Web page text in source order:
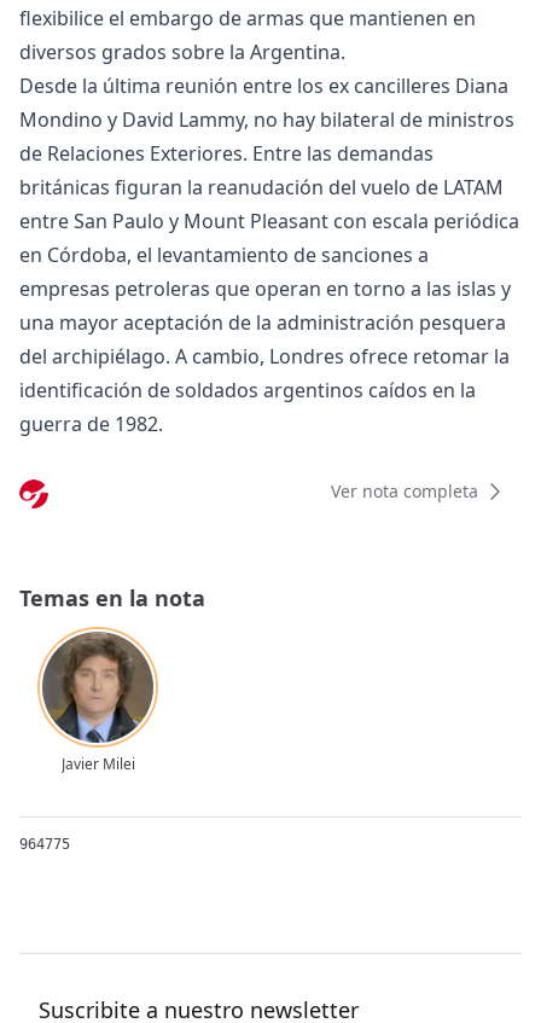
flexibilice el embargo de armas que mantienen en
diversos grados sobre la Argentina.
Desde la última reunión entre los ex cancilleres Diana
Mondino y David Lammy, no hay bilateral de ministros
de Relaciones Exteriores. Entre las demandas
británicas figuran la reanudación del vuelo de LATAM
entre San Paulo y Mount Pleasant con escala periódica
en Córdoba, el levantamiento de sanciones a
empresas petroleras que operan en torno a las islas y
una mayor aceptación de la administración pesquera
del archipiélago. A cambio, Londres ofrece retomar la
identificación de soldados argentinos caídos en la
guerra de 1982.
Ver nota completa
Temas en la nota
Javier Milei
964775
Suscribite a nuestro newsletter